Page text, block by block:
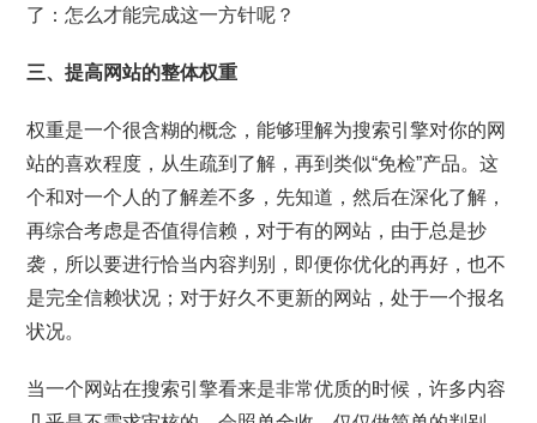
了：怎么才能完成这一方针呢？
三、提高网站的整体权重
权重是一个很含糊的概念，能够理解为搜索引擎对你的网
站的喜欢程度，从生疏到了解，再到类似“免检”产品。这
个和对一个人的了解差不多，先知道，然后在深化了解，
再综合考虑是否值得信赖，对于有的网站，由于总是抄
袭，所以要进行恰当内容判别，即便你优化的再好，也不
是完全信赖状况；对于好久不更新的网站，处于一个报名
状况。
当一个网站在搜索引擎看来是非常优质的时候，许多内容